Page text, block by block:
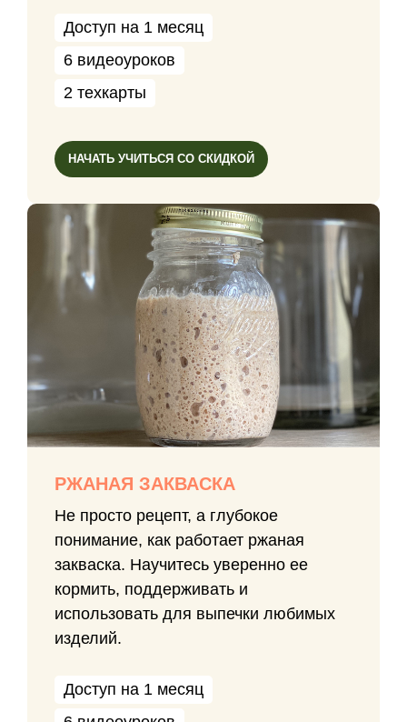
Доступ на 1 месяц
6 видеоуроков
2 техкарты
НАЧАТЬ УЧИТЬСЯ СО СКИДКОЙ
РЖАНАЯ ЗАКВАСКА
Не просто рецепт, а глубокое
понимание, как работает ржаная
закваска. Научитесь уверенно ее
кормить, поддерживать и
использовать для выпечки любимых
изделий.
Доступ на 1 месяц